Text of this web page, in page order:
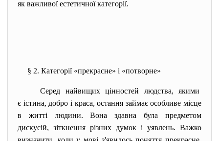
як важливої естетичної категорії.
§ 2. Категорії «прекрасне» і «потворне»
Серед найвищих цінностей людства, якими
є істина, добро і краса, остання займає особливе місце
в житті людини. Вона здавна була предметом
дискусій, зіткнення різних думок і уявлень. Важко